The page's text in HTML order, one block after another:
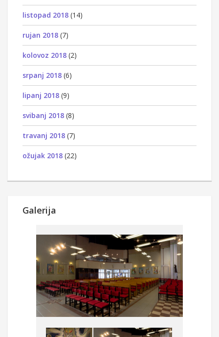
listopad 2018 (14)
rujan 2018 (7)
kolovoz 2018 (2)
srpanj 2018 (6)
lipanj 2018 (9)
svibanj 2018 (8)
travanj 2018 (7)
ožujak 2018 (22)
Galerija